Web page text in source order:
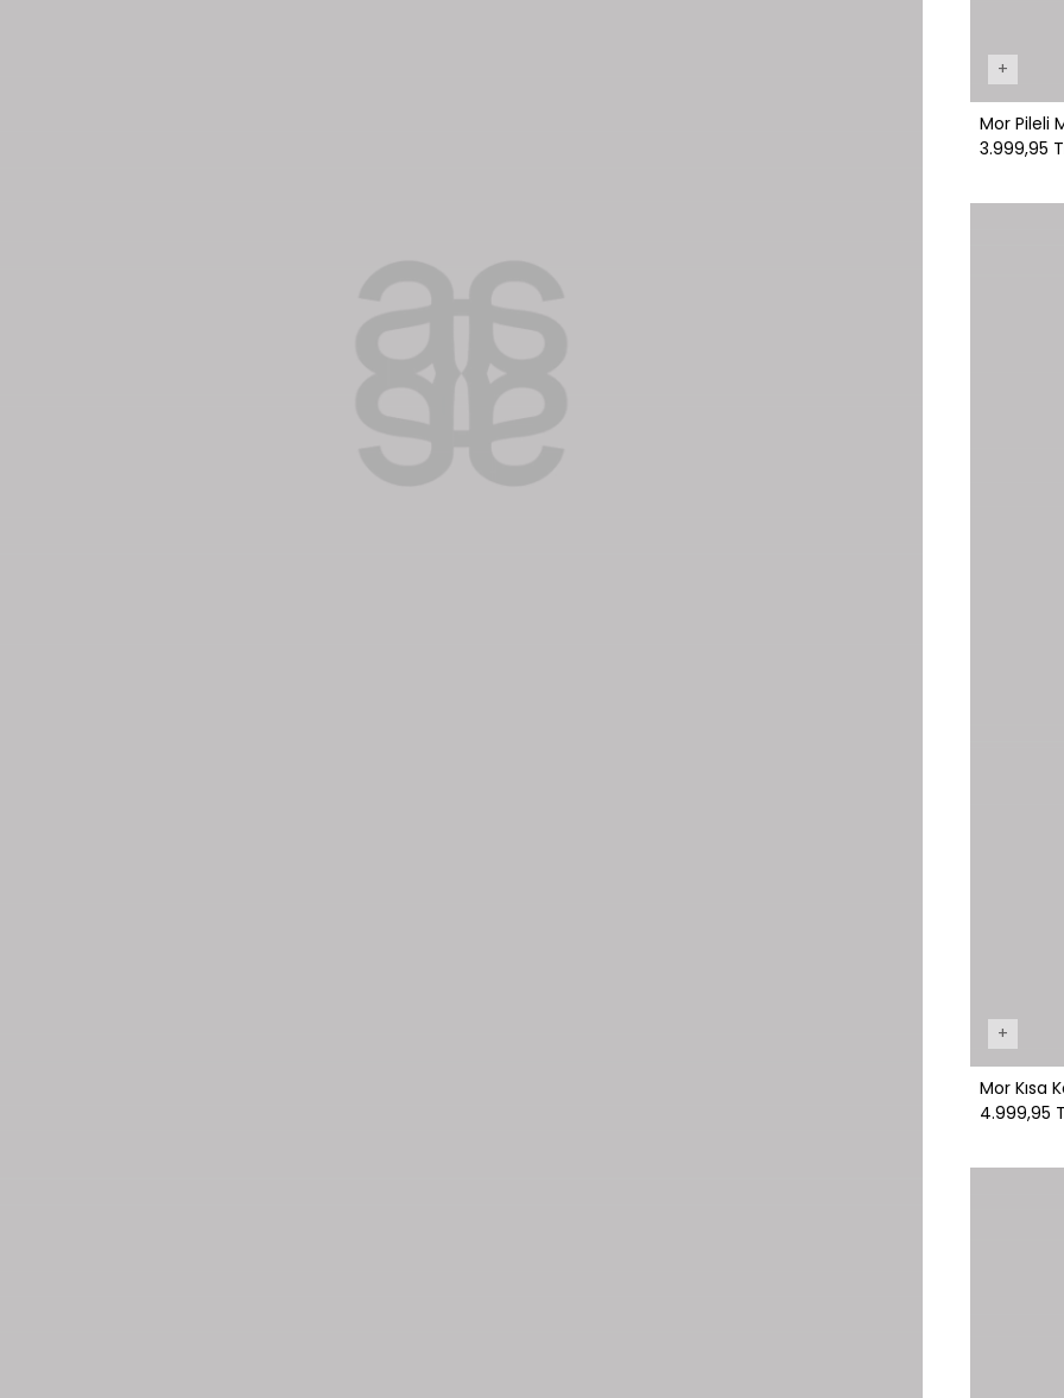
+
Mor Pileli
3.999,95
+
Mor Kısa
4.999,95